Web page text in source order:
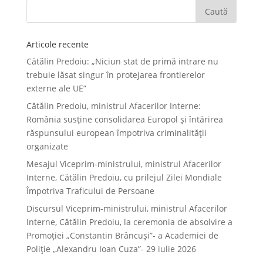
Articole recente
Cătălin Predoiu: „Niciun stat de primă intrare nu
trebuie lăsat singur în protejarea frontierelor
externe ale UE”
Cătălin Predoiu, ministrul Afacerilor Interne:
România susține consolidarea Europol și întărirea
răspunsului european împotriva criminalității
organizate
Mesajul Viceprim-ministrului, ministrul Afacerilor
Interne, Cătălin Predoiu, cu prilejul Zilei Mondiale
Împotriva Traficului de Persoane
Discursul Viceprim-ministrului, ministrul Afacerilor
Interne, Cătălin Predoiu, la ceremonia de absolvire a
Promoției „Constantin Brâncuși”- a Academiei de
Poliție „Alexandru Ioan Cuza”- 29 iulie 2026